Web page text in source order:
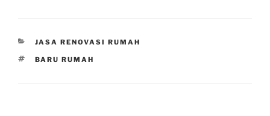
CATEGORIES
JASA RENOVASI RUMAH
TAGS
BARU RUMAH